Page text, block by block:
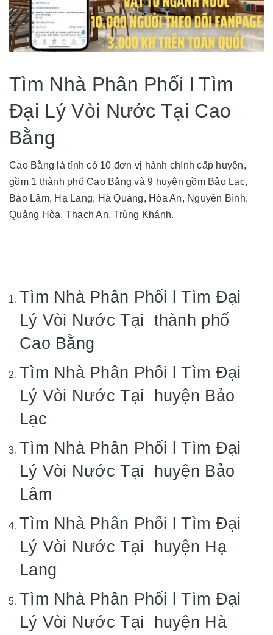
Tìm Nhà Phân Phối l Tìm
Đại Lý Vòi Nước Tại Cao
Bằng
Cao Bằng là tỉnh có 10 đơn vị hành chính cấp huyện,
gồm 1 thành phố Cao Bằng và 9 huyện gồm Bảo Lạc,
Bảo Lâm, Hạ Lang, Hà Quảng, Hòa An, Nguyên Bình,
Quảng Hòa, Thạch An, Trùng Khánh.
Tìm Nhà Phân Phối l Tìm Đại
Lý Vòi Nước Tại thành phố
Cao Bằng
Tìm Nhà Phân Phối l Tìm Đại
Lý Vòi Nước Tại huyện Bảo
Lạc
Tìm Nhà Phân Phối l Tìm Đại
Lý Vòi Nước Tại huyện Bảo
Lâm
Tìm Nhà Phân Phối l Tìm Đại
Lý Vòi Nước Tại huyện Hạ
Lang
Tìm Nhà Phân Phối l Tìm Đại
Lý Vòi Nước Tại huyện Hà